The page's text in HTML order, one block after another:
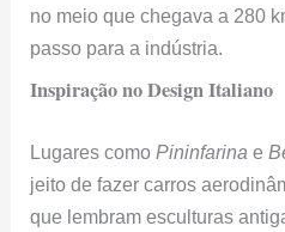
no meio que chegava a 280
passo para a indústria.
Inspiração no Design Italiano
Lugares comoPininfarina e
jeito de fazer carros
que lembram esculturas